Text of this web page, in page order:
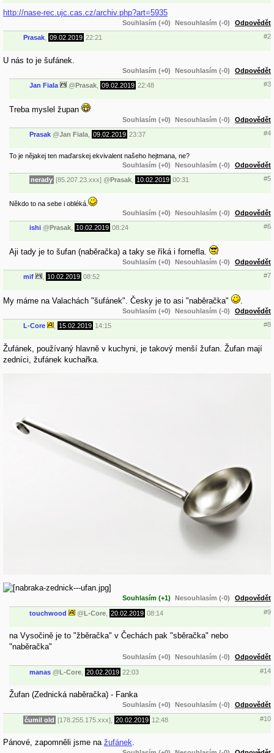
http://nase-rec.ujc.cas.cz/archiv.php?art=5935
Souhlasím (+0) Nesouhlasím (-0) Odpovědět
Prasak 09.02.2019 22:21 #2
U nás to je šufánek.
Souhlasím (+0) Nesouhlasím (-0) Odpovědět
Jan Fiala @Prasak 09.02.2019 22:48 #3
Treba myslel župan
Souhlasím (+0) Nesouhlasím (-0) Odpovědět
Prasak @Jan Fiala 09.02.2019 23:37 #4
To je nějakej ten maďarskej ekvivalent našeho hejtmana, ne?
Souhlasím (+0)
Nesouhlasím (-0) Odpovědět
nerady [85.207.23.xxx] @Prasak 10.02.2019 00:31 #5
Někdo to na sebe i obléká.
Souhlasím (+0)
Nesouhlasím (-0) Odpovědět
ishi @Prasak 10.02.2019 08:24 #6
Aji tady je to šufan (naběračka) a taky se říká i fornefla.
Souhlasím (+0) Nesouhlasím (-0) Odpovědět
mif 10.02.2019 08:52 #7
My máme na Valachách "šufánek". Česky je to asi "naběračka"
Souhlasím (+0) Nesouhlasím (-0) Odpovědět
L-Core 15.02.2019 14:15 #8
Žufánek, používaný hlavně v kuchyni, je takový menší žufan. Žufan mají
zedníci, žufánek kuchařka.
Souhlasím (+1) Nesouhlasím (-0) Odpovědět
touchwood @L-Core 20.02.2019 08:14 #9
na Vysočině je to "žběračka" v Čechách pak "sběračka" nebo
"naběračka"
Souhlasím (+0) Nesouhlasím (-0) Odpovědět
manas @L-Core 20.02.2019 22:03 #14
Žufan (Zednická naběračka) - Fanka
Souhlasím (+0) Nesouhlasím (-0) Odpovědět
čumil old [178.255.175.xxx], 20.02.2019 12:48 #10
Pánové, zapomněli jsme na žufánek.